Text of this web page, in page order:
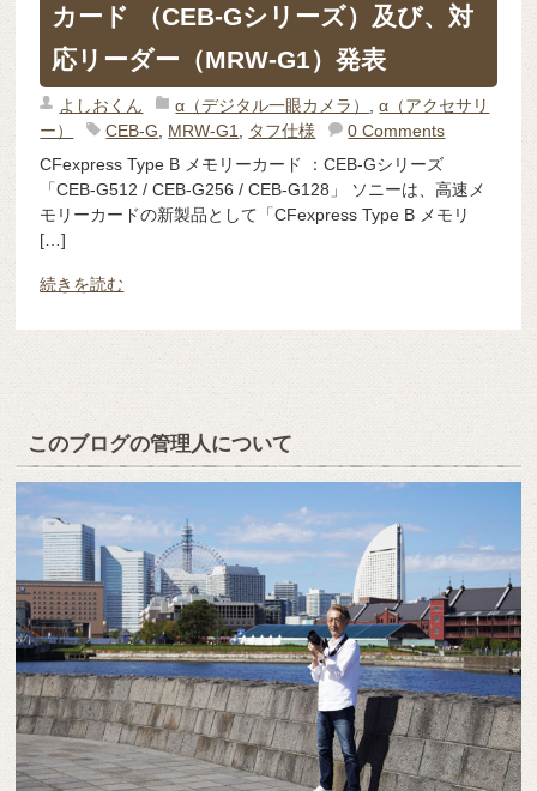
カード （CEB-Gシリーズ）及び、対
応リーダー（MRW-G1）発表
よしおくん α（デジタル一眼カメラ） ,α（アクセサリ
ー）
CEB-G MRW-G1 タフ仕様
0 Comments
CFexpress Type B メモリーカード ：CEB-Gシリーズ
「CEB-G512 / CEB-G256 / CEB-G128」 ソニーは、高速メ
モリーカードの新製品として「CFexpress Type B メモリ
[…]
続きを読む
このブログの管理人について